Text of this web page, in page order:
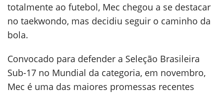
totalmente ao futebol, Mec chegou a se destacar
no taekwondo, mas decidiu seguir o caminho da
bola.
Convocado para defender a Seleção Brasileira
Sub-17 no Mundial da categoria, em novembro,
Mec é uma das maiores promessas recentes